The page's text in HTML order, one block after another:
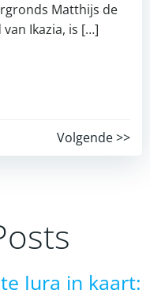
Matthijs de
Ikazia, is […]
Volgende >>
Jura in kaart: